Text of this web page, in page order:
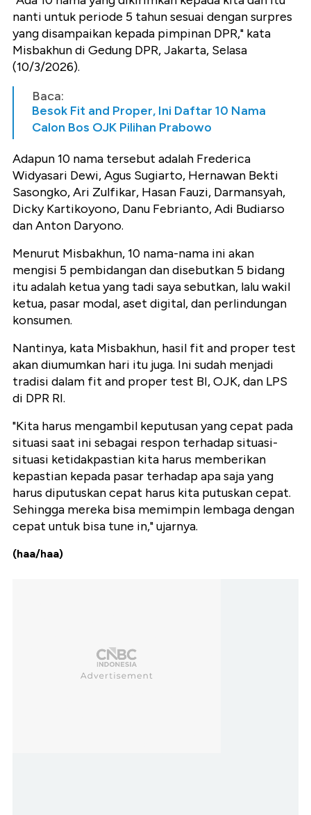
nanti untuk periode 5 tahun sesuai dengan surpres
yang disampaikan kepada pimpinan DPR," kata
Misbakhun di Gedung DPR, Jakarta, Selasa
(10/3/2026).
Baca:
Besok Fit and Proper, Ini Daftar 10 Nama
Calon Bos OJK Pilihan Prabowo
Adapun 10 nama tersebut adalah Frederica
Widyasari Dewi, Agus Sugiarto, Hernawan Bekti
Sasongko, Ari Zulfikar, Hasan Fauzi, Darmansyah,
Dicky Kartikoyono, Danu Febrianto, Adi Budiarso
dan Anton Daryono.
Menurut Misbakhun, 10 nama-nama ini akan
mengisi 5 pembidangan dan disebutkan 5 bidang
itu adalah ketua yang tadi saya sebutkan, lalu wakil
ketua, pasar modal, aset digital, dan perlindungan
konsumen.
Nantinya, kata Misbakhun, hasil fit and proper test
akan diumumkan hari itu juga. Ini sudah menjadi
tradisi dalam fit and proper test BI, OJK, dan LPS
di DPR RI.
"Kita harus mengambil keputusan yang cepat pada
situasi saat ini sebagai respon terhadap situasi-
situasi ketidakpastian kita harus memberikan
kepastian kepada pasar terhadap apa saja yang
harus diputuskan cepat harus kita putuskan cepat.
Sehingga mereka bisa memimpin lembaga dengan
cepat untuk bisa tune in," ujarnya.
(haa/haa)